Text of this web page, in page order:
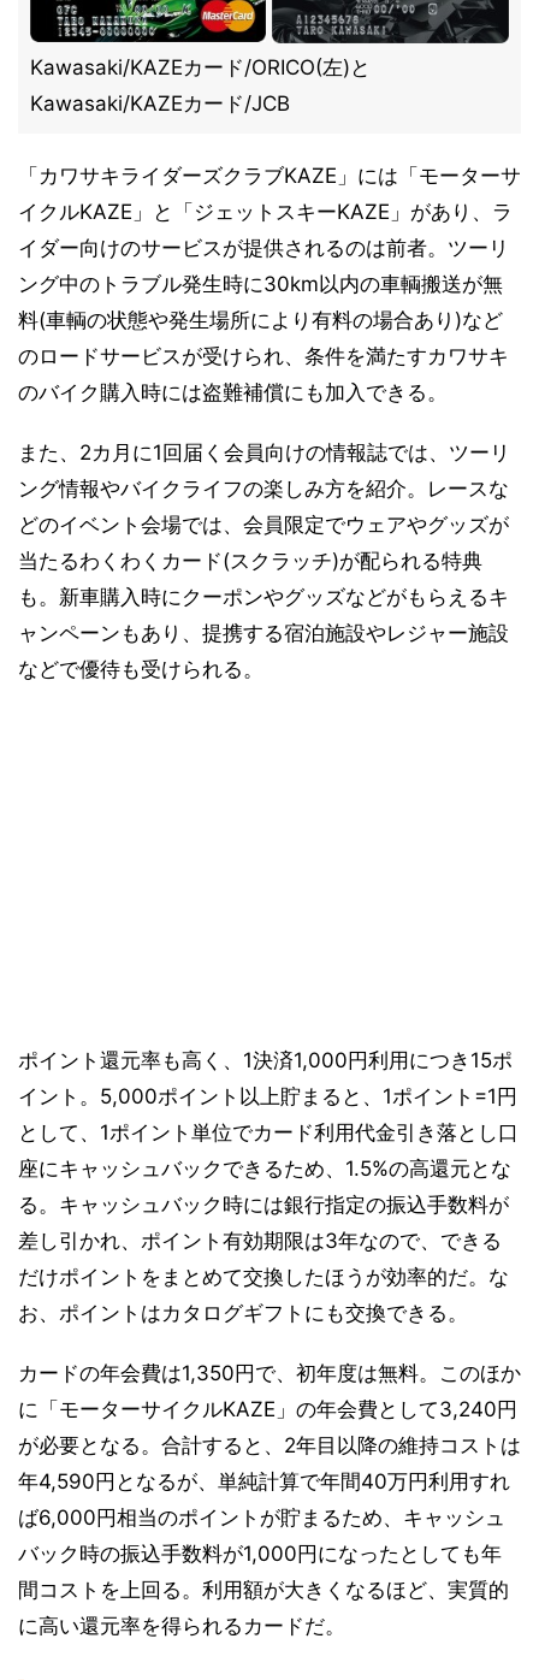
Kawasaki/KAZEカード/ORICO(左)と
Kawasaki/KAZEカード/JCB
「カワサキライダーズクラブKAZE」には「モーターサ
イクルKAZE」と「ジェットスキーKAZE」があり、ラ
イダー向けのサービスが提供されるのは前者。ツーリ
ング中のトラブル発生時に30km以内の車輌搬送が無
料(車輌の状態や発生場所により有料の場合あり)など
のロードサービスが受けられ、条件を満たすカワサキ
のバイク購入時には盗難補償にも加入できる。
また、2カ月に1回届く会員向けの情報誌では、ツーリ
ング情報やバイクライフの楽しみ方を紹介。レースな
どのイベント会場では、会員限定でウェアやグッズが
当たるわくわくカード(スクラッチ)が配られる特典
も。新車購入時にクーポンやグッズなどがもらえるキ
ャンペーンもあり、提携する宿泊施設やレジャー施設
などで優待も受けられる。
ポイント還元率も高く、1決済1,000円利用につき15ポ
イント。5,000ポイント以上貯まると、1ポイント=1円
として、1ポイント単位でカード利用代金引き落とし口
座にキャッシュバックできるため、1.5%の高還元とな
る。キャッシュバック時には銀行指定の振込手数料が
差し引かれ、ポイント有効期限は3年なので、できる
だけポイントをまとめて交換したほうが効率的だ。な
お、ポイントはカタログギフトにも交換できる。
カードの年会費は1,350円で、初年度は無料。このほか
に「モーターサイクルKAZE」の年会費として3,240円
が必要となる。合計すると、2年目以降の維持コストは
年4,590円となるが、単純計算で年間40万円利用すれ
ば6,000円相当のポイントが貯まるため、キャッシュ
バック時の振込手数料が1,000円になったとしても年
間コストを上回る。利用額が大きくなるほど、実質的
に高い還元率を得られるカードだ。